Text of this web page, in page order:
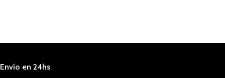
Envío en 24hs